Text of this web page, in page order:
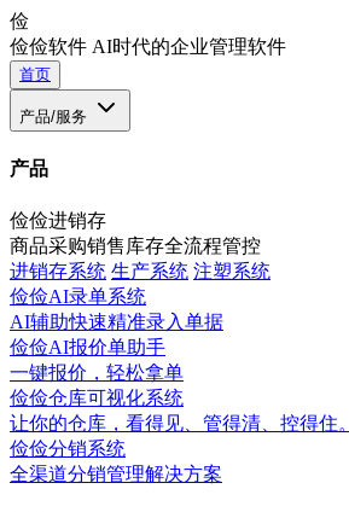
俭
俭俭软件 AI时代的企业管理软件
首页
产品/服务
产品
俭俭进销存
商品采购销售库存全流程管控
进销存系统 生产系统 注塑系统
俭俭AI录单系统
AI辅助快速精准录入单据
俭俭AI报价单助手
一键报价，轻松拿单
俭俭仓库可视化系统
让你的仓库，看得见、管得清、控得住。
俭俭分销系统
全渠道分销管理解决方案